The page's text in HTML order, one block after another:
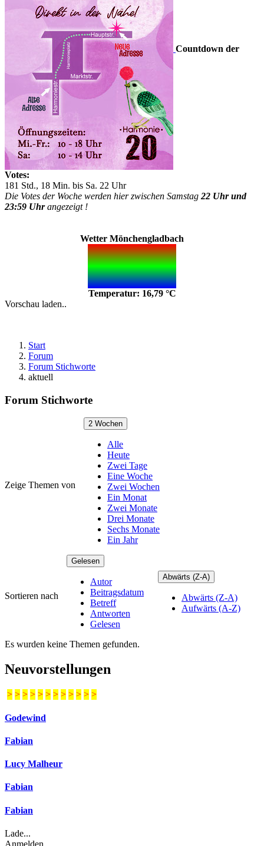
Countdown der
Votes:
181 Std., 18 Min. bis Sa. 22 Uhr
Die Votes der Woche werden hier zwischen Samstag 22 Uhr und
23:59 Uhrangezeigt !
Wetter Mönchengladbach
Temperatur: 16,79 °C
Vorschau laden..
Start
Forum
Forum Stichworte
aktuell
Forum Stichworte
Zeige Themen von
2 Wochen
Alle
Heute
Zwei Tage
Eine Woche
Zwei Wochen
Ein Monat
Zwei Monate
Drei Monate
Sechs Monate
Ein Jahr
Sortieren nach
Gelesen
Autor
Beitragsdatum
Betreff
Antworten
Gelesen
Abwärts (Z-A)
Abwärts (Z-A)
Aufwärts (A-Z)
Es wurden keine Themen gefunden.
Neuvorstellungen
> > > > > > > > > > > >
Godewind
Fabian
Lucy Malheur
Fabian
Fabian
Lade...
Anmelden